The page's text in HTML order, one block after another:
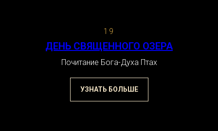
19
ДЕНЬ СВЯЩЕННОГО ОЗЕРА
Почитание Бога-Духа Птах
УЗНАТЬ БОЛЬШЕ